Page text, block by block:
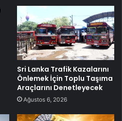
Sri Lanka Trafik Kazalarını
Önlemek İçin Toplu Taşıma
Araçlarını Denetleyecek
Ağustos 6, 2026